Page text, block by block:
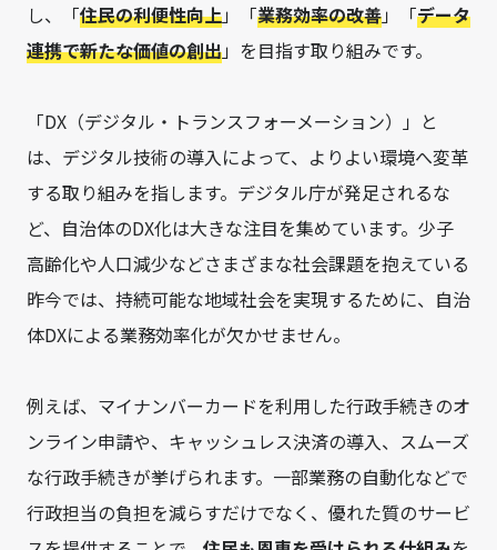
し、「住民の利便性向上」「業務効率の改善」「データ
連携で新たな価値の創出」を目指す取り組みです。
「DX（デジタル・トランスフォーメーション）」と
は、デジタル技術の導入によって、よりよい環境へ変革
する取り組みを指します。デジタル庁が発足されるな
ど、自治体のDX化は大きな注目を集めています。少子
高齢化や人口減少などさまざまな社会課題を抱えている
昨今では、持続可能な地域社会を実現するために、自治
体DXによる業務効率化が欠かせません。
例えば、マイナンバーカードを利用した行政手続きのオ
ンライン申請や、キャッシュレス決済の導入、スムーズ
な行政手続きが挙げられます。一部業務の自動化などで
行政担当の負担を減らすだけでなく、優れた質のサービ